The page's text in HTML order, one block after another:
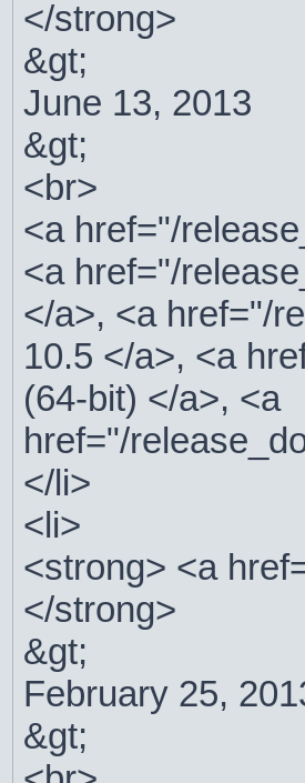
</strong>
&gt;
June 13, 2013
&gt;
<br>
<a href="/
<a href="/
</a>, <a href="/
10.5 </a>, <a
(64-bit) </a>, <a
href="/
</li>
<li>
<strong> <a
</strong>
&gt;
February 25,
&gt;